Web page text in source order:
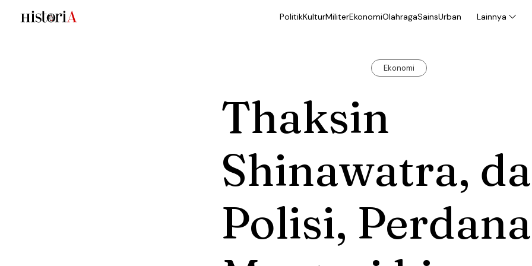
PolitikKulturMiliterEkonomiOlahragaSainsUrban Lainnya
Ekonomi
Thaksin
Shinawatra,
Polisi, Perdana